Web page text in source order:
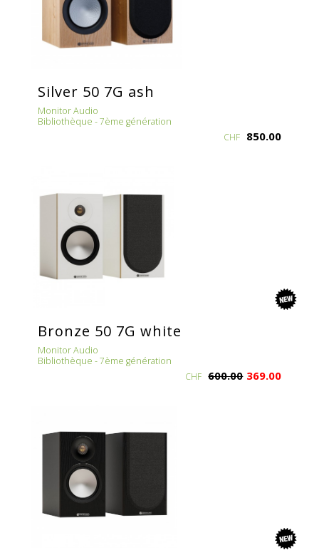
Silver 50 7G ash
Monitor Audio
Bibliothèque - 7ème génération
CHF 850.00
Bronze 50 7G white
Monitor Audio
Bibliothèque - 7ème génération
CHF600.00 369.00